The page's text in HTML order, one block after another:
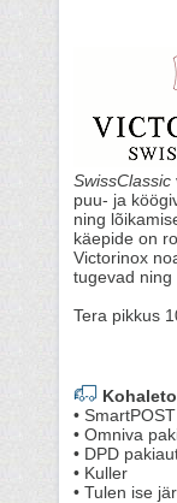
SwissClassic
puu- ja
ning
käepide on
Victorinox
tugevad ning
Tera pikkus
•
• Omniva
• DPD
• Kuller
• Tulen ise